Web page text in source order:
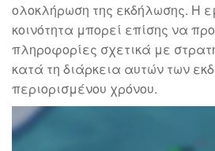
ολοκλήρωση της εκδήλωσης. Η
κοινότητα μπορεί επίσης να
πληροφορίες σχετικά με
κατά τη διάρκεια αυτών των
περιορισμένου χρόνου.